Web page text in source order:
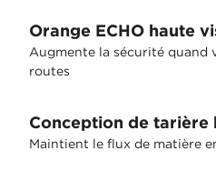
Orange ECHO haute
Augmente la sécurité quand
routes
Conception de tarière
Maintient le flux de matière